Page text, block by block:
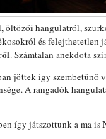
öltözői hangulatról,
és felejthetetlen
. Számtalan anekdota
jöttek így szembetűnő
A rangadók
így játszottunk a ma is